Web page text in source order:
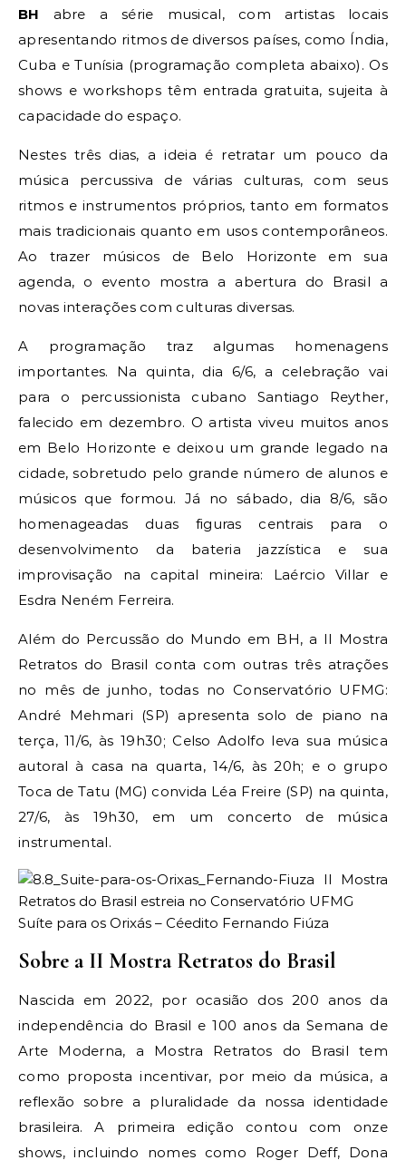
BH abre a série musical, com artistas locais
apresentando ritmos de diversos países, como Índia,
Cuba e Tunísia (programação completa abaixo). Os
shows e workshops têm entrada gratuita, sujeita à
capacidade do espaço.
Nestes três dias, a ideia é retratar um pouco da
música percussiva de várias culturas, com seus
ritmos e instrumentos próprios, tanto em formatos
mais tradicionais quanto em usos contemporâneos.
Ao trazer músicos de Belo Horizonte em sua
agenda, o evento mostra a abertura do Brasil a
novas interações com culturas diversas.
A programação traz algumas homenagens
importantes. Na quinta, dia 6/6, a celebração vai
para o percussionista cubano Santiago Reyther,
falecido em dezembro. O artista viveu muitos anos
em Belo Horizonte e deixou um grande legado na
cidade, sobretudo pelo grande número de alunos e
músicos que formou. Já no sábado, dia 8/6, são
homenageadas duas figuras centrais para o
desenvolvimento da bateria jazzística e sua
improvisação na capital mineira: Laércio Villar e
Esdra Neném Ferreira.
Além do Percussão do Mundo em BH, a II Mostra
Retratos do Brasil conta com outras três atrações
no mês de junho, todas no Conservatório UFMG:
André Mehmari (SP) apresenta solo de piano na
terça, 11/6, às 19h30; Celso Adolfo leva sua música
autoral à casa na quarta, 14/6, às 20h; e o grupo
Toca de Tatu (MG) convida Léa Freire (SP) na quinta,
27/6, às 19h30, em um concerto de música
instrumental.
Suíte para os Orixás – Céedito Fernando Fiúza
Sobre a II Mostra Retratos do Brasil
Nascida em 2022, por ocasião dos 200 anos da
independência do Brasil e 100 anos da Semana de
Arte Moderna, a Mostra Retratos do Brasil tem
como proposta incentivar, por meio da música, a
reflexão sobre a pluralidade da nossa identidade
brasileira. A primeira edição contou com onze
shows, incluindo nomes como Roger Deff, Dona